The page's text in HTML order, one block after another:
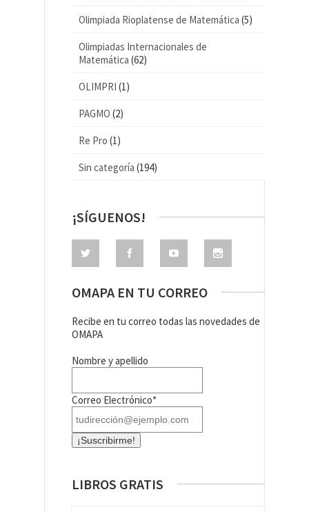
Olimpiada Rioplatense de Matemática (5)
Olimpiadas Internacionales de
Matemática (62)
OLIMPRI (1)
PAGMO (2)
Re Pro (1)
Sin categoría (194)
¡SÍGUENOS!
OMAPA EN TU CORREO
Recibe en tu correo todas las novedades de
OMAPA
Nombre y apellido
Correo Electrónico*
LIBROS GRATIS